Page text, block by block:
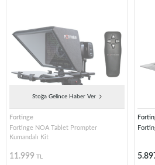
Stoğa Gelince Haber Ver
Fortinge
Fortinge NOA Tablet Prompter
Kumandalı Kit
11.999 TL